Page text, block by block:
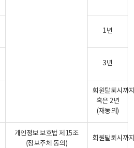
1년
3년
회원탈퇴시까
혹은 2년
(재동의)
개인정보 보호법 제15조
(정보주체 동의)
회원탈퇴시까